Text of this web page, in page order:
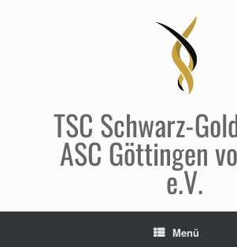
TSC Schwarz-
ASC Göttingen
e.V.
Menü